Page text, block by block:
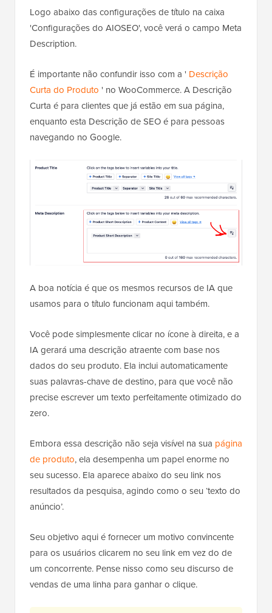
Logo abaixo das configurações de título na caixa
'Configurações do AIOSEO', você verá o campo Meta
Description.
É importante não confundir isso com a ' Descrição
Curta do Produto ' no WooCommerce. A Descrição
Curta é para clientes que já estão em sua página,
enquanto esta Descrição de SEO é para pessoas
navegando no Google.
A boa notícia é que os mesmos recursos de IA que
usamos para o título funcionam aqui também.
Você pode simplesmente clicar no ícone à direita, e a
IA gerará uma descrição atraente com base nos
dados do seu produto. Ela inclui automaticamente
suas palavras-chave de destino, para que você não
precise escrever um texto perfeitamente otimizado do
zero.
Embora essa descrição não seja visível na sua página
de produto, ela desempenha um papel enorme no
seu sucesso. Ela aparece abaixo do seu link nos
resultados da pesquisa, agindo como o seu ‘texto do
anúncio’.
Seu objetivo aqui é fornecer um motivo convincente
para os usuários clicarem no seu link em vez do de
um concorrente. Pense nisso como seu discurso de
vendas de uma linha para ganhar o clique.